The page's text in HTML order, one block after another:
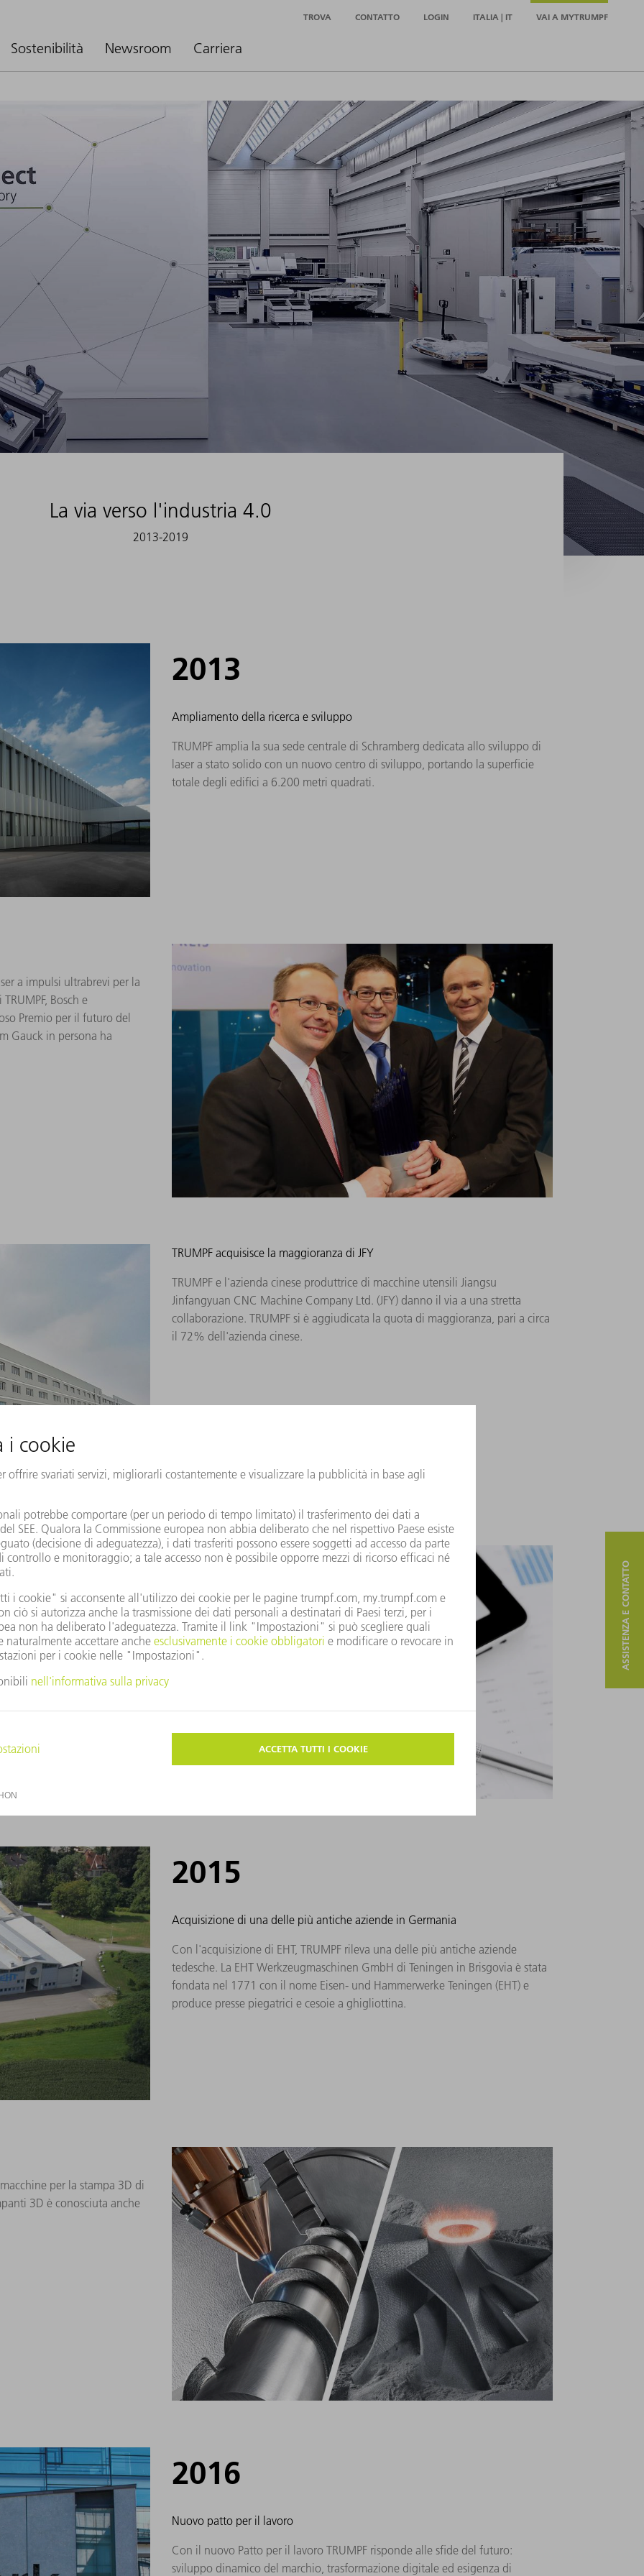
Sostenibilità Newsroom Carriera
TROVA CONTATTO LOGIN ITALIA | IT VAI A MYTRUMPF
La via verso l'industria 4.0
2013-2019
2013
Ampliamento della ricerca e sviluppo
TRUMPF amplia la sua sede centrale di Schramberg dedicata allo sviluppo di
laser a stato solido con un nuovo centro di sviluppo, portando la superficie
totale degli edifici a 6.200 metri quadrati.
a impulsi ultrabrevi per la
Bosch e
Premio per il futuro del
Gauck in persona ha
TRUMPF acquisisce la maggioranza di JFY
TRUMPF e l'azienda cinese produttrice di macchine utensili Jiangsu
Jinfangyuan CNC Machine Company Ltd. (JFY) danno il via a una stretta
collaborazione. TRUMPF si è aggiudicata la quota di maggioranza, pari a circa
il 72% dell'azienda cinese.
con flessibilità i prodotti
2015 la TRUMPF Bank
in Germania depositi
2015
Acquisizione di una delle più antiche aziende in Germania
Con l'acquisizione di EHT, TRUMPF rileva una delle più antiche aziende
tedesche. La EHT Werkzeugmaschinen GmbH di Teningen in Brisgovia è stata
fondata nel 1771 con il nome Eisen- und Hammerwerke Teningen (EHT) e
produce presse piegatrici e cesoie a ghigliottina.
per la stampa 3D di
3D è conosciuta anche
2016
Nuovo patto per il lavoro
Con il nuovo Patto per il lavoro TRUMPF risponde alle sfide del futuro:
sviluppo dinamico del marchio, trasformazione digitale ed esigenza di
ASSISTENZA E CONTATTO